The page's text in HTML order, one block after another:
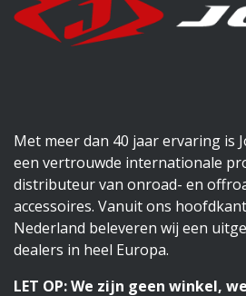
Met meer dan 40 jaar ervaring is
een vertrouwde internationale
distributeur van onroad- en
accessoires. Vanuit ons
Nederland beleveren wij een
dealers in heel Europa.
LET OP: We zijn geen winkel,